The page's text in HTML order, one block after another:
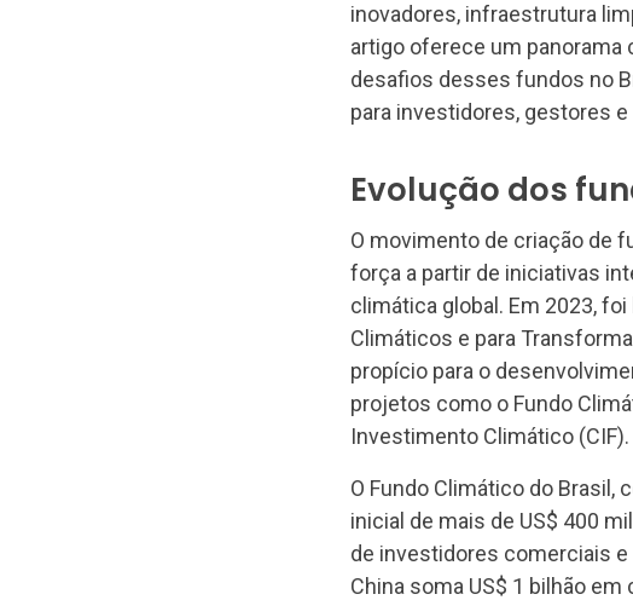
inovadores, infraestrutura
artigo oferece um panorama
desafios desses fundos no
para investidores, gestores
Evolução dos
O movimento de criação de
força a partir de iniciativas
climática global. Em 2023,
Climáticos e para
propício para o
projetos como o Fundo
Investimento Climático (CIF).
O Fundo Climático do Brasil,
inicial de mais de US$ 400
de investidores comerciais
China soma US$ 1 bilhão